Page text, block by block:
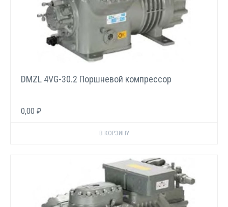
DMZL 4VG-30.2 Поршневой компрессор
0,00 ₽